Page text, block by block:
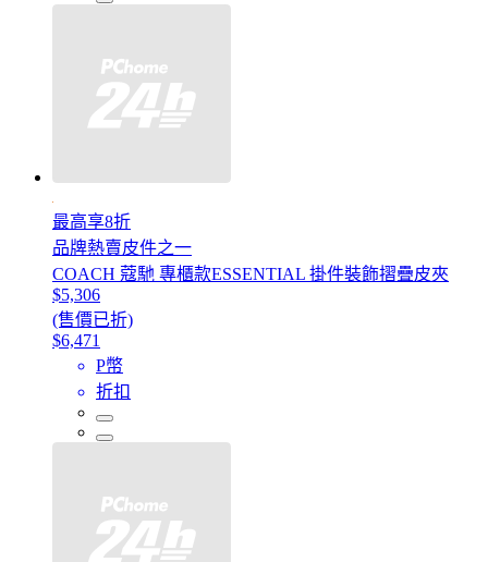
最高享8折
品牌熱賣皮件之一
COACH 蔻馳 專櫃款ESSENTIAL 掛件裝飾摺疊皮夾
$5,306
(售價已折)
$6,471
P幣
折扣